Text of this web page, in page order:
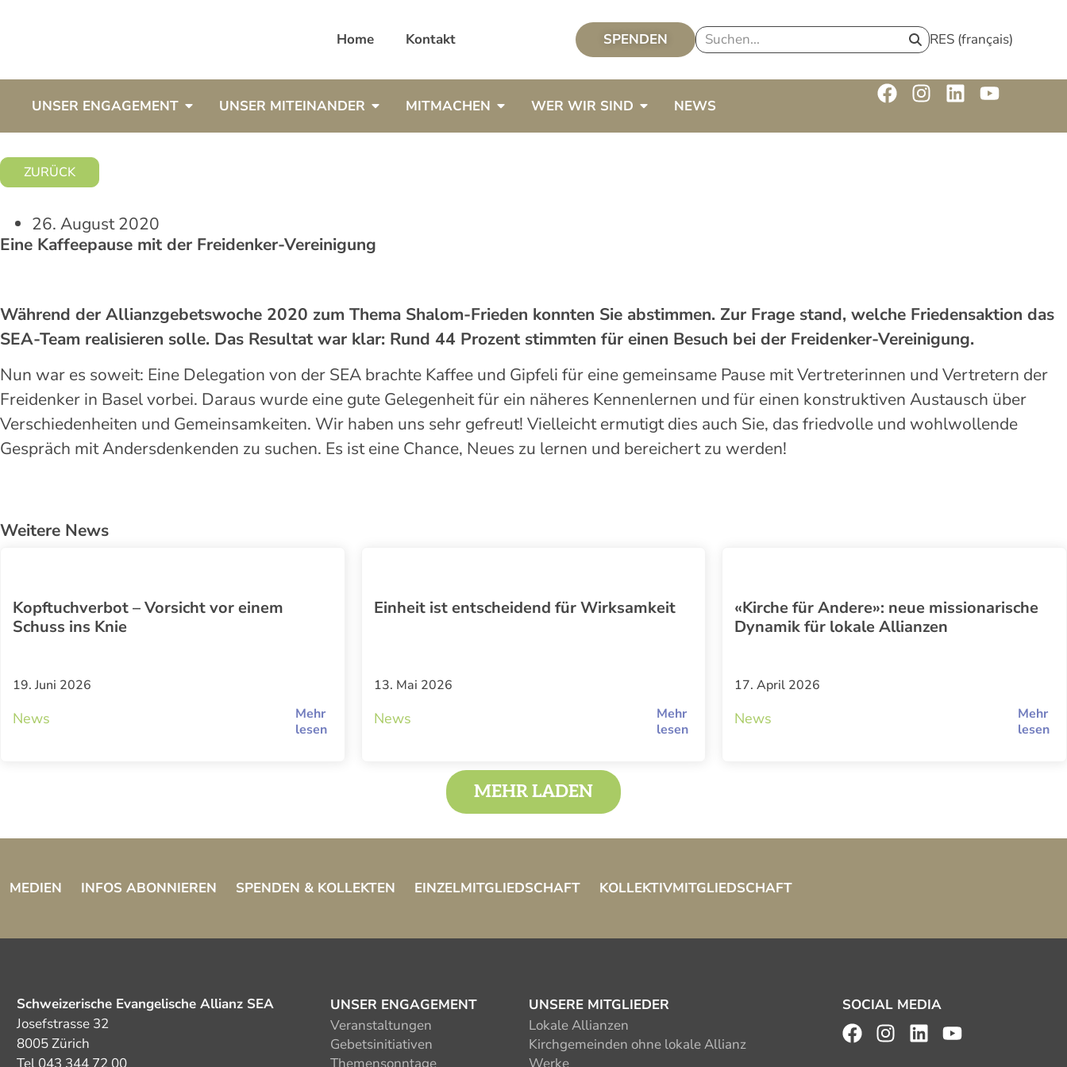
Home Kontakt SPENDEN RES (français)
UNSER ENGAGEMENT UNSER MITEINANDER MITMACHEN WER WIR SIND NEWS
ZURÜCK
26. August 2020
Eine Kaffeepause mit der Freidenker-Vereinigung
Während der Allianzgebetswoche 2020 zum Thema Shalom-Frieden konnten Sie abstimmen. Zur Frage stand, welche Friedensaktion das
SEA-Team realisieren solle. Das Resultat war klar: Rund 44 Prozent stimmten für einen Besuch bei der Freidenker-Vereinigung.
Nun war es soweit: Eine Delegation von der SEA brachte Kaffee und Gipfeli für eine gemeinsame Pause mit Vertreterinnen und Vertretern der
Freidenker in Basel vorbei. Daraus wurde eine gute Gelegenheit für ein näheres Kennenlernen und für einen konstruktiven Austausch über
Verschiedenheiten und Gemeinsamkeiten. Wir haben uns sehr gefreut! Vielleicht ermutigt dies auch Sie, das friedvolle und wohlwollende
Gespräch mit Andersdenkenden zu suchen. Es ist eine Chance, Neues zu lernen und bereichert zu werden!
Weitere News
Kopftuchverbot – Vorsicht vor einem
Schuss ins Knie
19. Juni 2026
News
Mehr
lesen
Einheit ist entscheidend für Wirksamkeit
13. Mai 2026
News
Mehr
lesen
«Kirche für Andere»: neue missionarische
Dynamik für lokale Allianzen
17. April 2026
News
Mehr
lesen
MEHR LADEN
MEDIEN INFOS ABONNIEREN SPENDEN & KOLLEKTEN EINZELMITGLIEDSCHAFT KOLLEKTIVMITGLIEDSCHAFT
Schweizerische Evangelische Allianz SEA
Josefstrasse 32
8005 Zürich
Tel 043 344 72 00
UNSER ENGAGEMENT
Veranstaltungen
Gebetsinitiativen
UNSERE MITGLIEDER
Lokale Allianzen
Kirchgemeinden ohne lokale Allianz
SOCIAL MEDIA